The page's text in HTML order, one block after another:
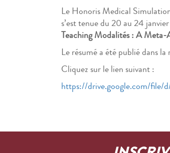
Le Honoris Medical
s’est tenue du 20 au 24
Teaching Modalités : A Meta-
Le résumé a été publié dans
Cliquez sur le lien suivant :
https://drive.google.com/file/